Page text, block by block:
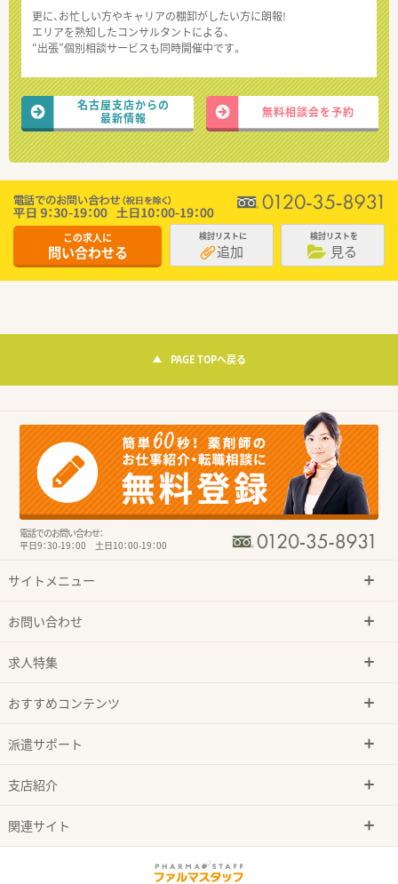
更に、お忙しい方やキャリアの棚卸がしたい方に朗報!
エリアを熟知したコンサルタントによる、
“出張”個別相談サービスも同時開催中です。
名古屋支店からの
最新情報
無料相談会を予約
この求人に
問い合わせる
検討リストに
追加
検討リストを
見る
PAGE TOPへ戻る
電話でのお問い合わせ：
平日9：30-19：00 土日10：00-19：00
サイトメニュー
お問い合わせ
求人特集
おすすめコンテンツ
派遣サポート
支店紹介
関連サイト